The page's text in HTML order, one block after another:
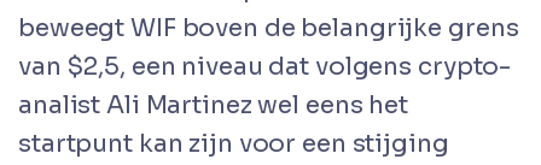
beweegt WIF boven de belangrijke grens
van $2,5, een niveau dat volgens crypto-
analist Ali Martinez wel eens het
startpunt kan zijn voor een stijging